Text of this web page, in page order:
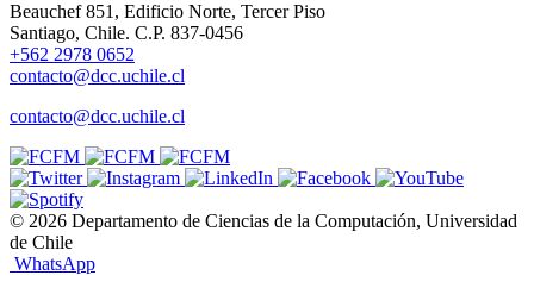
Beauchef 851, Edificio Norte, Tercer Piso
Santiago, Chile. C.P. 837-0456
+562 2978 0652
contacto@dcc.uchile.cl
contacto@dcc.uchile.cl
© 2026 Departamento de Ciencias de la Computación, Universidad
de Chile
WhatsApp